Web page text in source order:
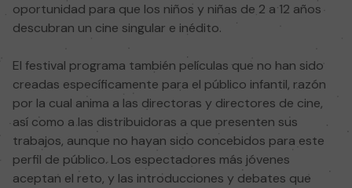
oportunidad para que los niños y niñas de 2 a 12 años
descubran un cine singular e inédito.
El festival programa también películas que no han sido
creadas específicamente para el público infantil, razón
por la cual anima a las directoras y directores de cine,
así como a las distribuidoras a que presenten sus
trabajos, aunque no hayan sido concebidos para este
perfil de público. Los espectadores más jóvenes
aceptan el reto, y las introducciones y debates que